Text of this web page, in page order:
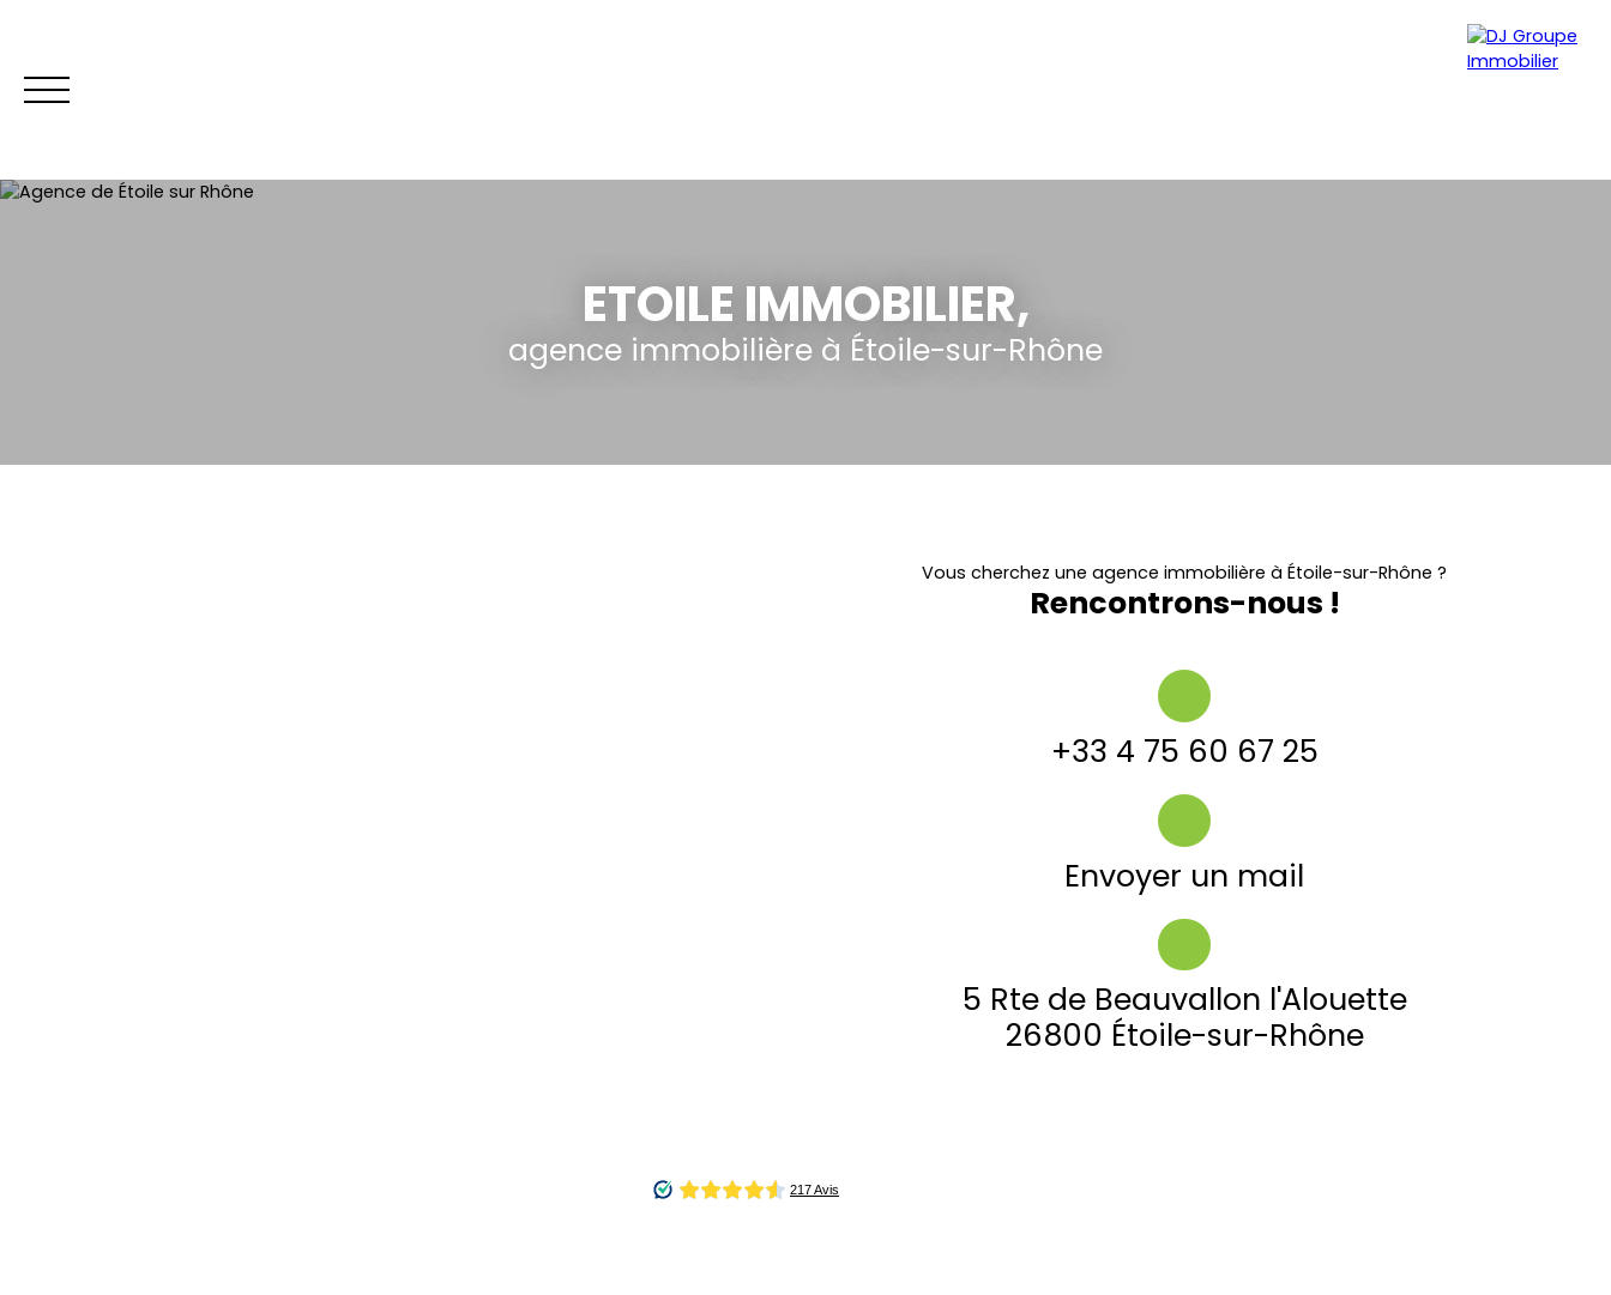
ETOILE IMMOBILIER,
agence immobilière à Étoile-sur-Rhône
Vous cherchez une agence immobilière à Étoile-sur-Rhône ?
Rencontrons-nous !
+33 4 75 60 67 25
Envoyer un mail
5 Rte de Beauvallon l'Alouette
26800 Étoile-sur-Rhône